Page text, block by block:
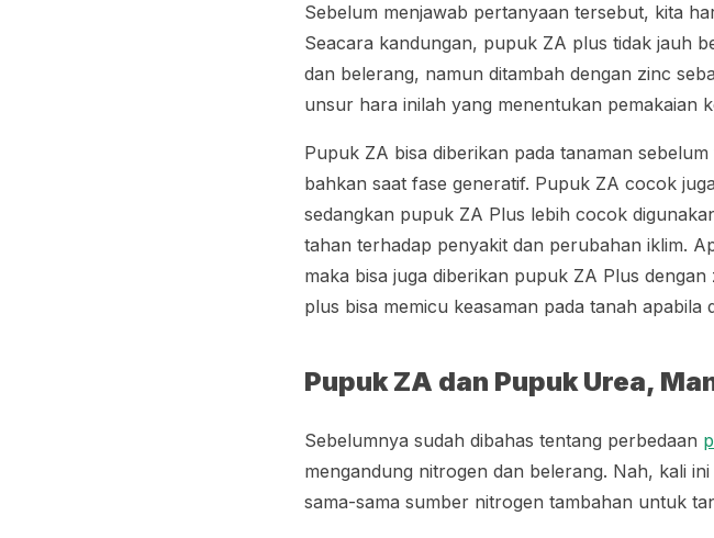
Sebelum menjawab pertanyaan tersebut, kita
Seacara kandungan, pupuk ZA plus tidak jauh
dan belerang, namun ditambah dengan zinc
unsur hara inilah yang menentukan pemakaian
Pupuk ZA bisa diberikan pada tanaman
bahkan saat fase generatif. Pupuk ZA cocok
sedangkan pupuk ZA Plus lebih cocok
tahan terhadap penyakit dan perubahan iklim.
maka bisa juga diberikan pupuk ZA Plus
plus bisa memicu keasaman pada tanah apabila
Pupuk ZA dan Pupuk Urea,
Sebelumnya sudah dibahas tentang perbedaan
mengandung nitrogen dan belerang. Nah, kali ini
sama-sama sumber nitrogen tambahan untuk